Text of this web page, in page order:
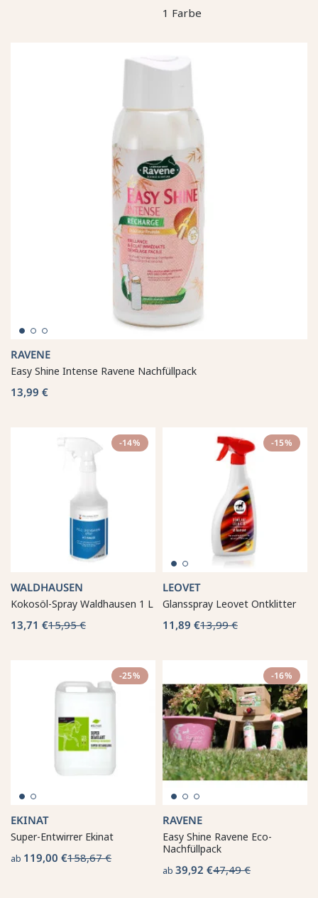
1 Farbe
RAVENE
Easy Shine Intense Ravene Nachfüllpack
13,99 €
-14%
WALDHAUSEN
Kokosöl-Spray Waldhausen 1 L
13,71 €15,95 €
-15%
LEOVET
Glansspray Leovet Ontklitter
11,89 €13,99 €
-25%
EKINAT
Super-Entwirrer Ekinat
ab 119,00 €158,67 €
-16%
RAVENE
Easy Shine Ravene Eco-
Nachfüllpack
ab 39,92 €47,49 €